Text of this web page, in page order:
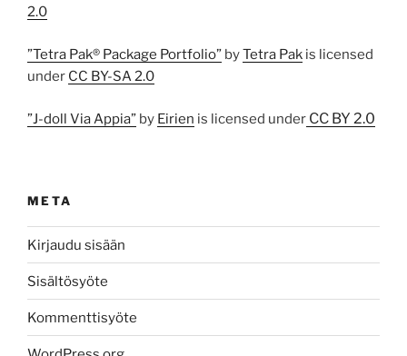
2.0
”Tetra Pak® Package Portfolio” byTetra Pak is licensed
under CC BY-SA 2.0
”J-doll Via Appia” by Eirien is licensed under CC BY 2.0
META
Kirjaudu sisään
Sisältösyöte
Kommenttisyöte